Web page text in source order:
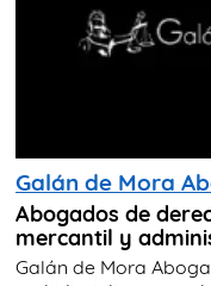
Galán de Mora
Abogados de
mercantil y
Galán de Mora